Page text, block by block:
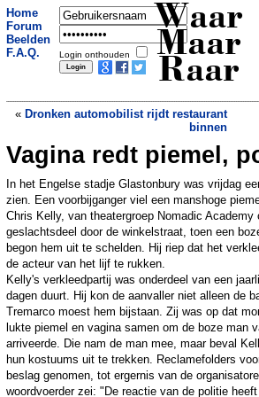
Home
Forum
Beelden
F.A.Q.
Login onthouden
Waar
Maar
Raar
« Dronken automobilist rijdt restaurant
binnen
Joyrider (7)
Vagina redt piemel,
In het Engelse stadje Glastonbury was vrijdag
zien. Een voorbijganger viel een manshoge
Chris Kelly, van theatergroep Nomadic
geslachtsdeel door de winkelstraat, toen een
begon hem uit te schelden. Hij riep dat het
de acteur van het lijf te rukken.
Kelly's verkleedpartij was onderdeel van een
dagen duurt. Hij kon de aanvaller niet alleen de
Tremarco moest hem bijstaan. Zij was op dat
lukte piemel en vagina samen om de boze man
arriveerde. Die nam de man mee, maar beval
hun kostuums uit te trekken. Reclamefolders
beslag genomen, tot ergernis van de
woordvoerder zei: "De reactie van de politie